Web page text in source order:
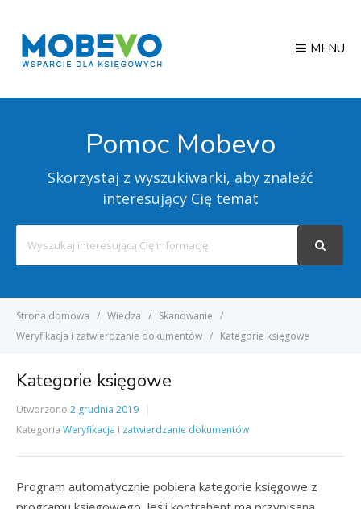
MENU
Pomoc Mobevo
Skorzystaj z wyszukiwarki, aby znaleźć
interesujący Cię temat
For
Strona domowa Wiedza
Skanowanie
Weryfikacja i zatwierdzanie dokumentów
Kategorie księgowe
Kategorie księgowe
Utworzono 2 grudnia 2019
Kategoria Weryfikacja i zatwierdzanie dokumentów
Program automatycznie pobiera kategorie księgowe z